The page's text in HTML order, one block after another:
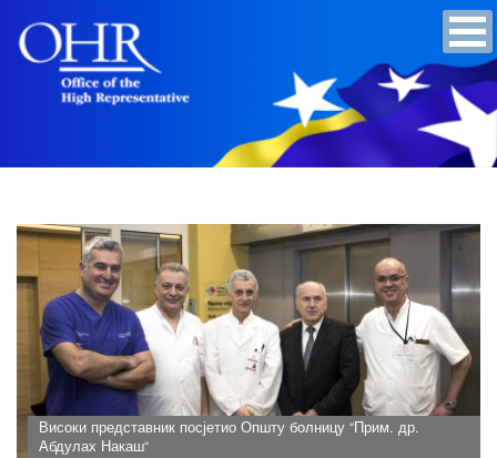
Високи представник посјетио Општу болницу “Прим. др.
Абдулах Накаш“